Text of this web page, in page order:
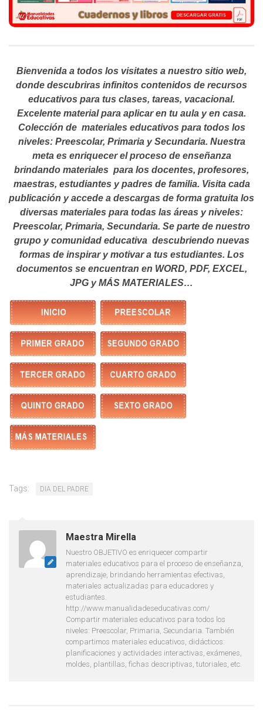
Bienvenida a todos los visitates a nuestro sitio web,
donde descubriras infinitos contenidos de recursos
educativos para tus clases, tareas, vacacional.
Excelente material para aplicar en tu aula y en casa.
Colección de materiales educativos para todos los
niveles: Preescolar, Primaria y Secundaria. Nuestra
meta es enriquecer el proceso de enseñanza
brindando materiales para los docentes, profesores,
maestras, estudiantes y padres de familia. Visita cada
publicación y accede a descargas de forma gratuita los
diversas materiales para todas las áreas y niveles:
Preescolar, Primaria, Secundaria. Se parte de nuestro
grupo y comunidad educativa descubriendo nuevas
formas de inspirar y motivar a tus estudiantes. Los
documentos se encuentran en WORD, PDF, EXCEL,
JPG y MÁS MATERIALES…
Tags: DIA DEL PADRE
Maestra Mirella
Nuestro OBJETIVO es enriquecer compartir
materiales educativos para el proceso de enseñanza,
aprendizaje, brindando herramientas efectivas,
materiales actualizadas para educadores y
estudiantes.
http://www.manualidadeseducativas.com/
Compartir materiales educativos para todos los
niveles: Preescolar, Primaria, Secundaria. También
compartimos materiales educativos, didácticos:
planificaciones y actividades interactivas, exámenes,
moldes, plantillas, fichas descriptivas, tutoriales, etc.